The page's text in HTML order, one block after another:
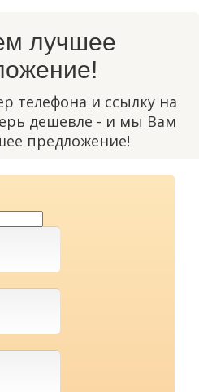
лучшее
телефона и ссылку на
дешевле - и мы Вам
предложение!